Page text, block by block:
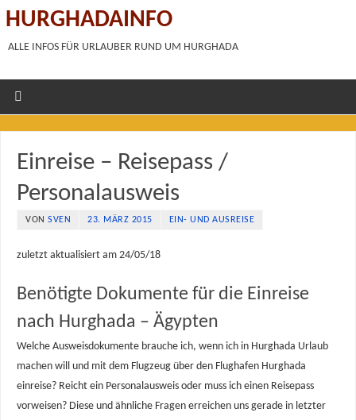
HURGHADAINFO
ALLE INFOS FÜR URLAUBER RUND UM HURGHADA
Einreise – Reisepass /
Personalausweis
VONSVEN 23. MÄRZ 2015 EIN- UND AUSREISE
zuletzt aktualisiert am 24/05/18
Benötigte Dokumente für die Einreise
nach Hurghada – Ägypten
Welche Ausweisdokumente brauche ich, wenn ich in Hurghada Urlaub
machen will und mit dem Flugzeug über den Flughafen Hurghada
einreise? Reicht ein Personalausweis oder muss ich einen Reisepass
vorweisen? Diese und ähnliche Fragen erreichen uns gerade in letzter